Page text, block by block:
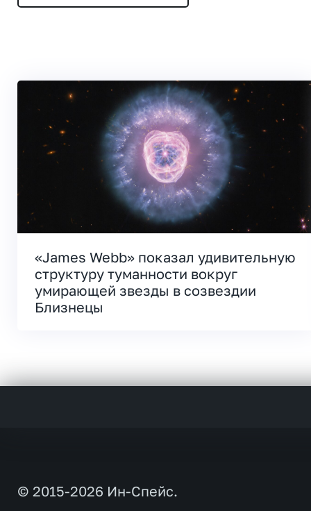
«James Webb» показал удивительную
структуру туманности вокруг
умирающей звезды в созвездии
Близнецы
© 2015-2026 Ин-Спейс.